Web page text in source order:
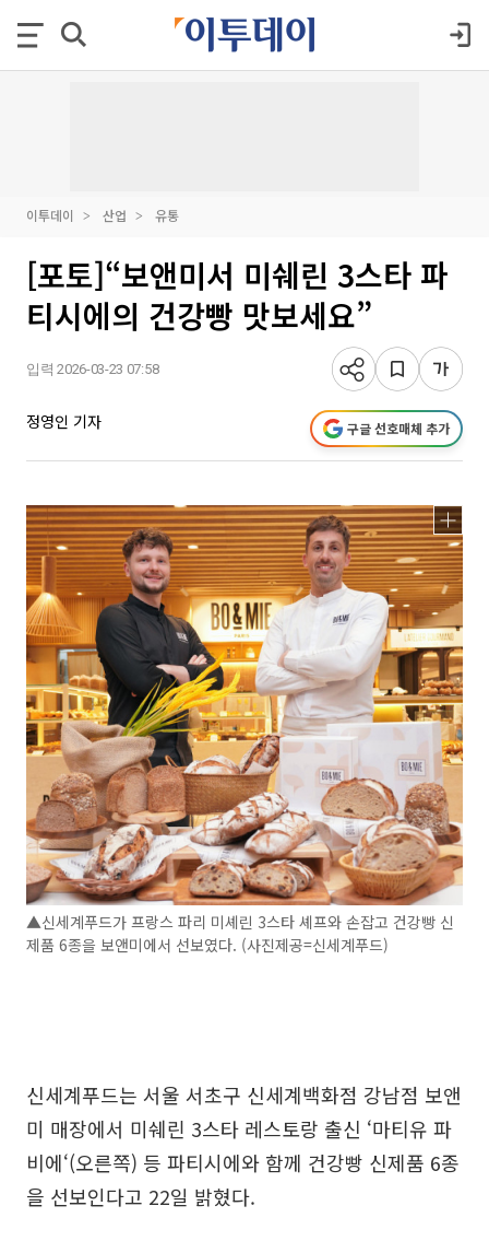
이투데이 산업 유통
[포토]“보앤미서 미쉐린 3스타 파
티시에의 건강빵 맛보세요”
입력 2026-03-23 07:58
정영인 기자 구글 선호매체 추가
▲신세계푸드가 프랑스 파리 미셰린 3스타 셰프와 손잡고 건강빵 신
제품 6종을 보앤미에서 선보였다. (사진제공=신세계푸드)
신세계푸드는 서울 서초구 신세계백화점 강남점 보앤
미 매장에서 미쉐린 3스타 레스토랑 출신 ‘마티유 파
비에‘(오른쪽) 등 파티시에와 함께 건강빵 신제품 6종
을 선보인다고 22일 밝혔다.